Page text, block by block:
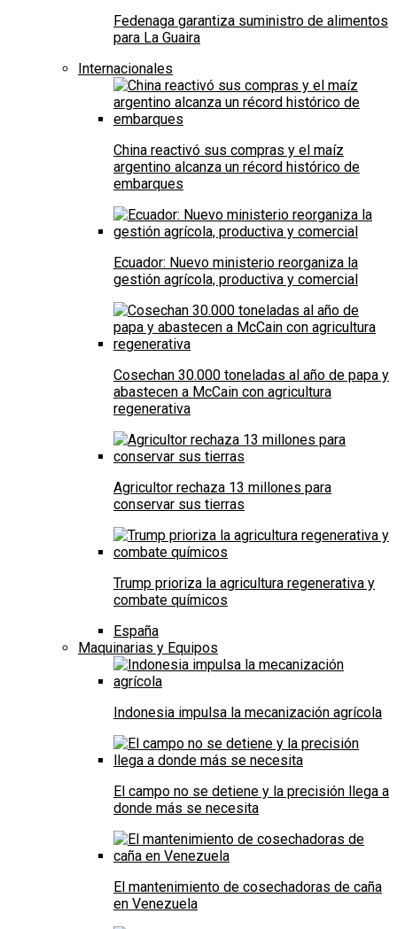
Fedenaga garantiza suministro de alimentos
para La Guaira
Internacionales
China reactivó sus compras y el maíz
argentino alcanza un récord histórico de
embarques
Ecuador: Nuevo ministerio reorganiza la
gestión agrícola, productiva y comercial
Cosechan 30.000 toneladas al año de papa y
abastecen a McCain con agricultura
regenerativa
Agricultor rechaza 13 millones para
conservar sus tierras
Trump prioriza la agricultura regenerativa y
combate químicos
España
Maquinarias y Equipos
Indonesia impulsa la mecanización agrícola
El campo no se detiene y la precisión llega a
donde más se necesita
El mantenimiento de cosechadoras de caña
en Venezuela